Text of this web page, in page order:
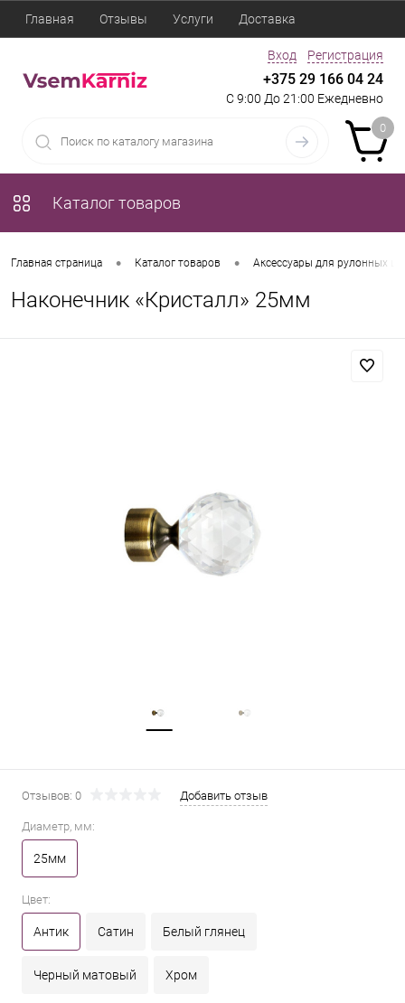
Главная Отзывы Услуги Доставка
Вход Регистрация
+375 29 166 04 24
С 9:00 До 21:00 Ежедневно
0
Каталог товаров
Главная страница • Каталог товаров • Аксессуары для рулонных
Наконечник «Кристалл» 25мм
Отзывов: 0 Добавить отзыв
Диаметр, мм:
25мм
Цвет:
Антик Сатин Белый глянец
Черный матовый Хром